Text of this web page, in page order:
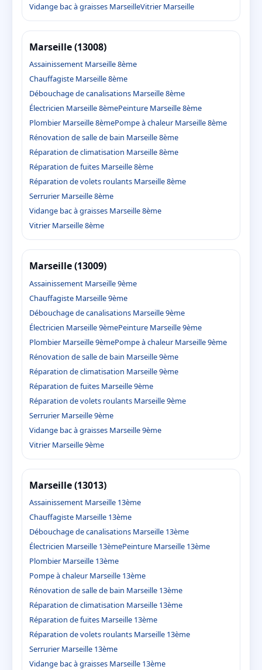
Vidange bac à graisses MarseilleVitrier Marseille
Marseille (13008)
Assainissement Marseille 8ème
Chauffagiste Marseille 8ème
Débouchage de canalisations Marseille 8ème
Électricien Marseille 8èmePeinture Marseille 8ème
Plombier Marseille 8èmePompe à chaleur Marseille 8ème
Rénovation de salle de bain Marseille 8ème
Réparation de climatisation Marseille 8ème
Réparation de fuites Marseille 8ème
Réparation de volets roulants Marseille 8ème
Serrurier Marseille 8ème
Vidange bac à graisses Marseille 8ème
Vitrier Marseille 8ème
Marseille (13009)
Assainissement Marseille 9ème
Chauffagiste Marseille 9ème
Débouchage de canalisations Marseille 9ème
Électricien Marseille 9èmePeinture Marseille 9ème
Plombier Marseille 9èmePompe à chaleur Marseille 9ème
Rénovation de salle de bain Marseille 9ème
Réparation de climatisation Marseille 9ème
Réparation de fuites Marseille 9ème
Réparation de volets roulants Marseille 9ème
Serrurier Marseille 9ème
Vidange bac à graisses Marseille 9ème
Vitrier Marseille 9ème
Marseille (13013)
Assainissement Marseille 13ème
Chauffagiste Marseille 13ème
Débouchage de canalisations Marseille 13ème
Électricien Marseille 13èmePeinture Marseille 13ème
Plombier Marseille 13ème
Pompe à chaleur Marseille 13ème
Rénovation de salle de bain Marseille 13ème
Réparation de climatisation Marseille 13ème
Réparation de fuites Marseille 13ème
Réparation de volets roulants Marseille 13ème
Serrurier Marseille 13ème
Vidange bac à graisses Marseille 13ème